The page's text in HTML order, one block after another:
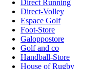
Direct Running
Direct-Volley
Espace Golf
Foot-Store
Galoppostore
Golf and co
Handball-Store
House of Rugby